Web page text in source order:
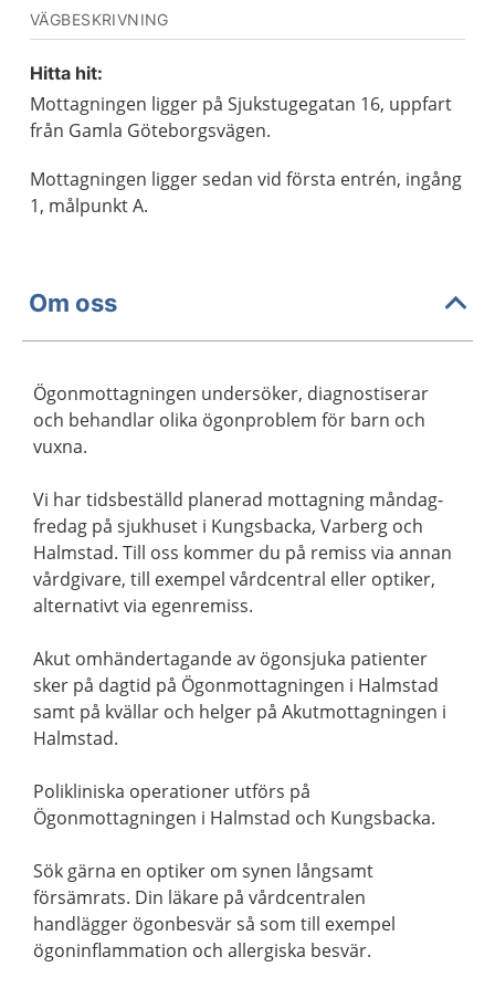
VÄGBESKRIVNING
Hitta hit:
Mottagningen ligger på Sjukstugegatan 16, uppfart
från Gamla Göteborgsvägen.
Mottagningen ligger sedan vid första entrén, ingång
1, målpunkt A.
Om oss
Ögonmottagningen undersöker, diagnostiserar
och behandlar olika ögonproblem för barn och
vuxna.
Vi har tidsbeställd planerad mottagning måndag-
fredag på sjukhuset i Kungsbacka, Varberg och
Halmstad. Till oss kommer du på remiss via annan
vårdgivare, till exempel vårdcentral eller optiker,
alternativt via egenremiss.
Akut omhändertagande av ögonsjuka patienter
sker på dagtid på Ögonmottagningen i Halmstad
samt på kvällar och helger på Akutmottagningen i
Halmstad.
Polikliniska operationer utförs på
Ögonmottagningen i Halmstad och Kungsbacka.
Sök gärna en optiker om synen långsamt
försämrats. Din läkare på vårdcentralen
handlägger ögonbesvär så som till exempel
ögoninflammation och allergiska besvär.